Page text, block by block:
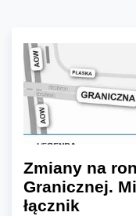
Zmiany na
Granicznej.
łącznik